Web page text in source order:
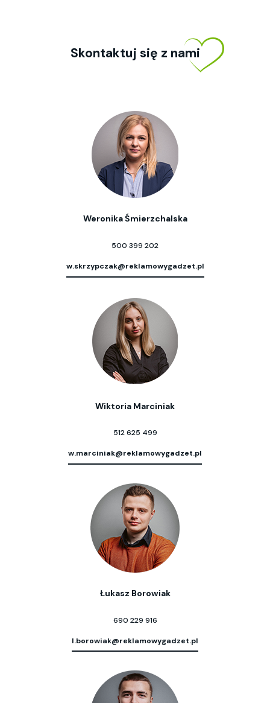
Skontaktuj się z nami
Weronika Śmierzchalska
500 399 202
w.skrzypczak@reklamowygadzet.pl
Wiktoria Marciniak
512 625 499
w.marciniak@reklamowygadzet.pl
Łukasz Borowiak
690 229 916
l.borowiak@reklamowygadzet.pl